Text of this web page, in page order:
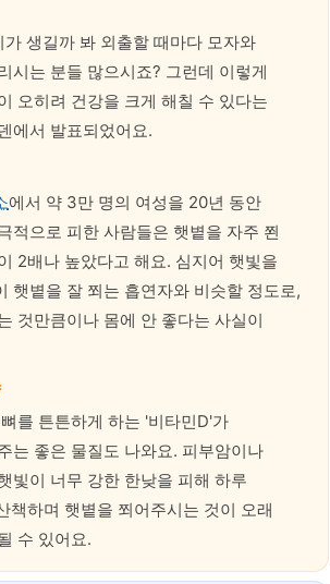
생길까 봐 외출할 때마다 모자와
시는 분들 많으시죠? 그런데 이렇게
오히려 건강을 크게 해칠 수 있다는
에서 발표되었어요.
에서 약 3만 명의 여성을 20년 동안
적으로 피한 사람들은 햇볕을 자주 쬔
2배나 높았다고 해요. 심지어 햇빛을
햇볕을 잘 쬐는 흡연자와 비슷할 정도로,
것만큼이나 몸에 안 좋다는 사실이
를 튼튼하게 하는 '비타민D'가
는 좋은 물질도 나와요. 피부암이나
빛이 너무 강한 한낮을 피해 하루
책하며 햇볕을 쬐어주시는 것이 오래
수 있어요.